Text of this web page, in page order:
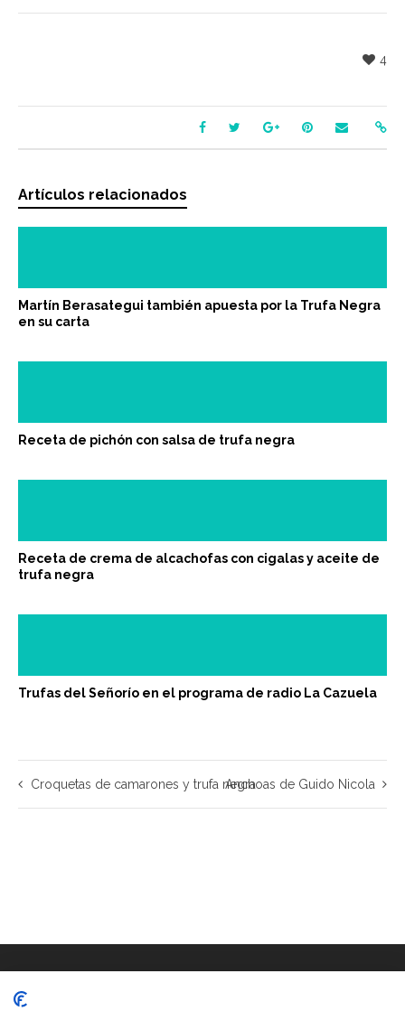
4
Artículos relacionados
Martín Berasategui también apuesta por la Trufa Negra
en su carta
Receta de pichón con salsa de trufa negra
Receta de crema de alcachofas con cigalas y aceite de
trufa negra
Trufas del Señorío en el programa de radio La Cazuela
Croquetas de camarones y trufa negraAnchoas de Guido Nicola